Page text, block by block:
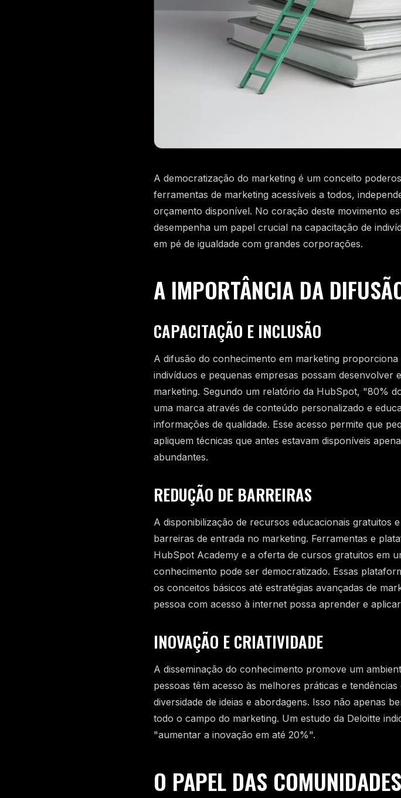
A democratização do marketing é um conceito
ferramentas de marketing acessíveis a todos,
orçamento disponível. No coração deste movimento
desempenha um papel crucial na capacitação de
em pé de igualdade com grandes corporações.
A IMPORTÂNCIA DA
CAPACITAÇÃO E INCLUSÃO
A difusão do conhecimento em marketing
indivíduos e pequenas empresas possam desenvolver
marketing. Segundo um relatório da HubSpot, "80%
uma marca através de conteúdo personalizado e
informações de qualidade. Esse acesso permite que
apliquem técnicas que antes estavam disponíveis
abundantes.
REDUÇÃO DE BARREIRAS
A disponibilização de recursos educacionais gratuitos
barreiras de entrada no marketing. Ferramentas e
HubSpot Academy e a oferta de cursos gratuitos em
conhecimento pode ser democratizado. Essas
os conceitos básicos até estratégias avançadas de
pessoa com acesso à internet possa aprender e
INOVAÇÃO E CRIATIVIDADE
A disseminação do conhecimento promove um
pessoas têm acesso às melhores práticas e
diversidade de ideias e abordagens. Isso não apenas
todo o campo do marketing. Um estudo da Deloitte
"aumentar a inovação em até 20%".
O PAPEL DAS